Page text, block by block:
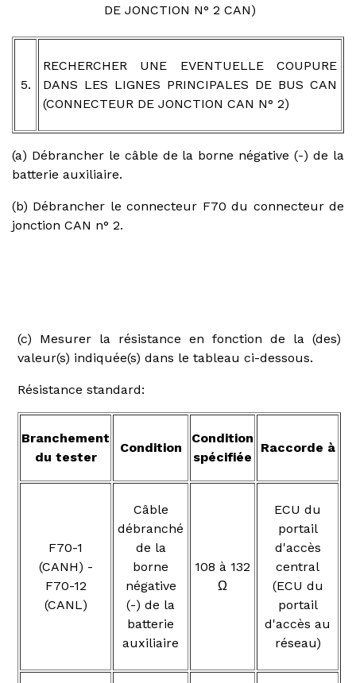
DE JONCTION N° 2 CAN)
5.
RECHERCHER UNE EVENTUELLE COUPURE
DANS LES LIGNES PRINCIPALES DE BUS CAN
(CONNECTEUR DE JONCTION CAN N° 2)
(a) Débrancher le câble de la borne négative (-) de la
batterie auxiliaire.
(b) Débrancher le connecteur F70 du connecteur de
jonction CAN n° 2.
(c) Mesurer la résistance en fonction de la (des)
valeur(s) indiquée(s) dans le tableau ci-dessous.
Résistance standard:
Branchement
du tester
Condition
Condition
spécifiée
Raccorde à
F70-1
(CANH) -
F70-12
(CANL)
Câble
débranché
de la
borne
négative
(-) de la
batterie
auxiliaire
108 à 132
Ω
ECU du
portail
d'accès
central
(ECU du
portail
d'accès au
réseau)